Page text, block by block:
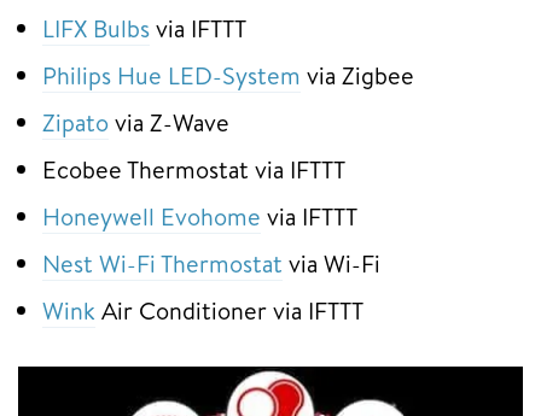
LIFX Bulbsvia IFTTT
Philips Hue LED-System via Zigbee
Zipatovia Z-Wave
Ecobee Thermostat via IFTTT
Honeywell Evohome via IFTTT
Nest Wi-Fi Thermostat via Wi-Fi
Wink Air Conditioner via IFTTT